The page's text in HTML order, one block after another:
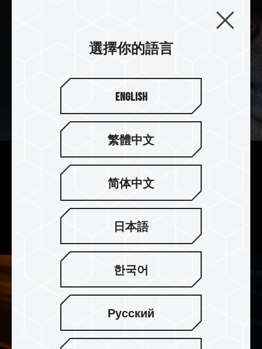
獨特鷹眼戰鬥圖騰
NIGHT HAWK RGB 獨特鷹眼對稱式散熱片，搭配
鷹眼周圍新增太陽色澤般耀眼的戰鬥圖騰線條，以
銳利的鷹眼散發著耀眼的多彩光芒，超越群倫。
選擇你的語言
English
繁體中文
简体中文
日本語
한국어
Русский